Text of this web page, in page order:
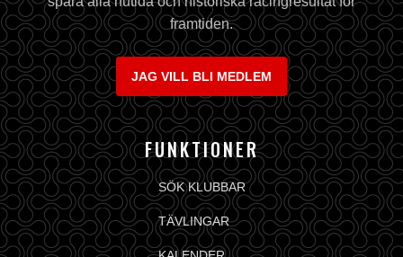
framtiden.
JAG VILL BLI MEDLEM
FUNKTIONER
SÖK KLUBBAR
TÄVLINGAR